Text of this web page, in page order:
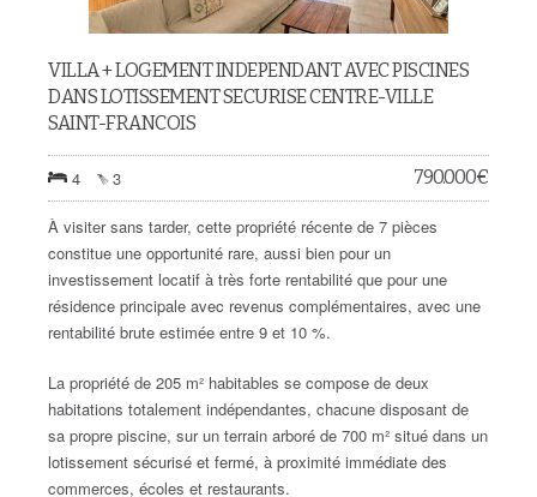
VILLA + LOGEMENT INDEPENDANT AVEC PISCINES
DANS LOTISSEMENT SECURISE CENTRE-VILLE
SAINT-FRANCOIS
4 3 790.000€
À visiter sans tarder, cette propriété récente de 7 pièces
constitue une opportunité rare, aussi bien pour un
investissement locatif à très forte rentabilité que pour une
résidence principale avec revenus complémentaires, avec une
rentabilité brute estimée entre 9 et 10 %.
La propriété de 205 m² habitables se compose de deux
habitations totalement indépendantes, chacune disposant de
sa propre piscine, sur un terrain arboré de 700 m² situé dans un
lotissement sécurisé et fermé, à proximité immédiate des
commerces, écoles et restaurants.